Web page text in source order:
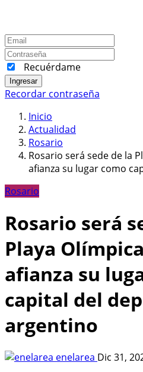
Recuérdame
Ingresar
Recordar contraseña
Inicio
Actualidad
Rosario
Rosario será sede de la
afianza su lugar como
Rosario
Rosario será
Playa
afianza su
capital del
argentino
enelarea Dic 31,